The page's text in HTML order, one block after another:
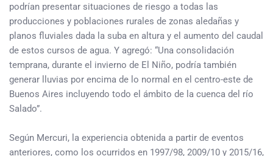
podrían presentar situaciones de riesgo a todas las
producciones y poblaciones rurales de zonas aledañas y
planos fluviales dada la suba en altura y el aumento del caudal
de estos cursos de agua. Y agregó: “Una consolidación
temprana, durante el invierno de El Niño, podría también
generar lluvias por encima de lo normal en el centro-este de
Buenos Aires incluyendo todo el ámbito de la cuenca del río
Salado”.
Según Mercuri, la experiencia obtenida a partir de eventos
anteriores, como los ocurridos en 1997/98, 2009/10 y 2015/16,